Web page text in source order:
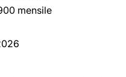
mensile